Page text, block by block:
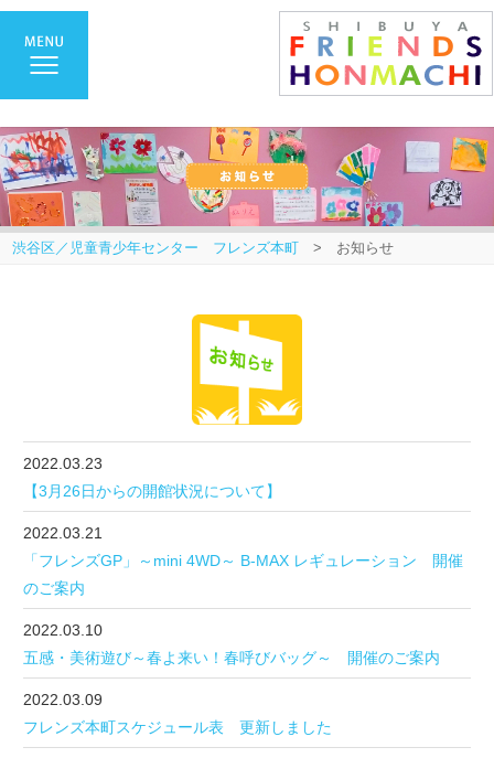
渋谷区／児童青少年センター フレンズ本町 > お知らせ
2022.03.23
【3月26日からの開館状況について】
2022.03.21
「フレンズGP」～mini 4WD～ B-MAX レギュレーション 開催
のご案内
2022.03.10
五感・美術遊び～春よ来い！春呼びバッグ～ 開催のご案内
2022.03.09
フレンズ本町スケジュール表 更新しました